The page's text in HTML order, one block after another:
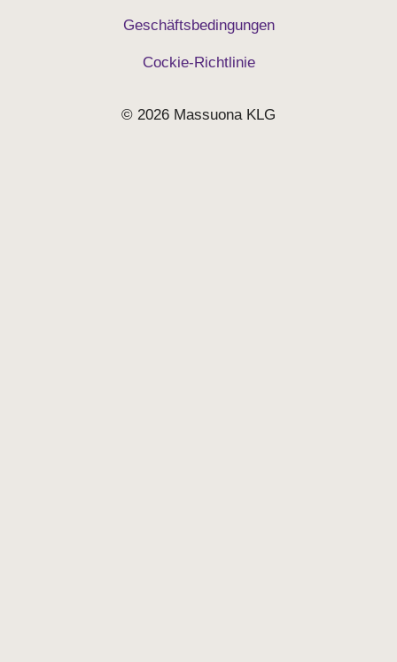
Geschäftsbedingungen
Cockie-Richtlinie
© 2026 Massuona KLG